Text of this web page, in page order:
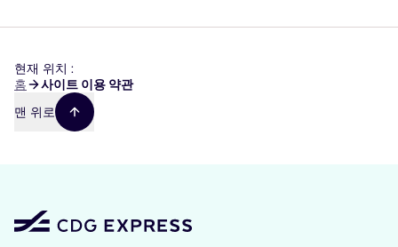
현재 위치 :
이
경
홈
사이트 이용 약관
맨 위로